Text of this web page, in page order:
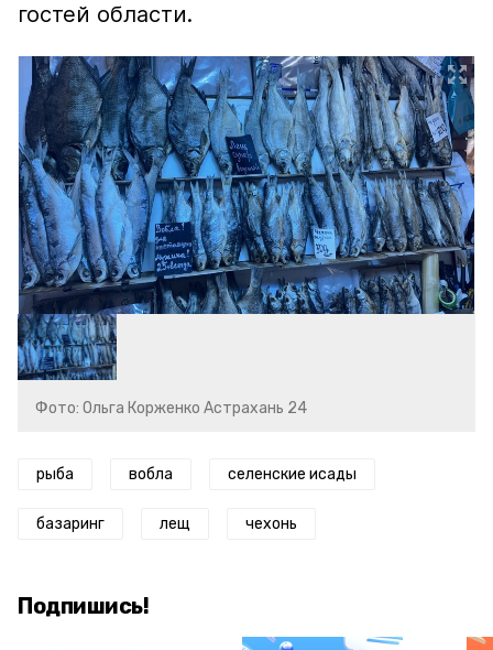
гостей области.
Фото: Ольга Корженко Астрахань 24
рыба вобла селенские исады
базаринг лещ чехонь
Подпишись!